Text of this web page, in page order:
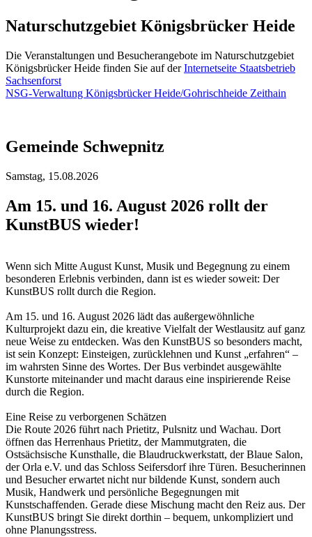
Naturschutzgebiet Königsbrücker Heide
Die Veranstaltungen und Besucherangebote im Naturschutzgebiet
Königsbrücker Heide finden Sie auf derInternetseite Staatsbetrieb
Sachsenforst
NSG-Verwaltung Königsbrücker Heide/Gohrischheide Zeithain
Gemeinde Schwepnitz
Samstag, 15.08.2026
Am 15. und 16. August 2026 rollt der
KunstBUS wieder!
Wenn sich Mitte August Kunst, Musik und Begegnung zu einem
besonderen Erlebnis verbinden, dann ist es wieder soweit: Der
KunstBUS rollt durch die Region.
Am 15. und 16. August 2026 lädt das außergewöhnliche
Kulturprojekt dazu ein, die kreative Vielfalt der Westlausitz auf ganz
neue Weise zu entdecken. Was den KunstBUS so besonders macht,
ist sein Konzept: Einsteigen, zurücklehnen und Kunst „erfahren“ –
im wahrsten Sinne des Wortes. Der Bus verbindet ausgewählte
Kunstorte miteinander und macht daraus eine inspirierende Reise
durch die Region.
Eine Reise zu verborgenen Schätzen
Die Route 2026 führt nach Prietitz, Pulsnitz und Wachau. Dort
öffnen das Herrenhaus Prietitz, der Mammutgraten, die
Ostsächsische Kunsthalle, die Blaudruckwerkstatt, der Blaue Salon,
der Orla e.V. und das Schloss Seifersdorf ihre Türen. Besucherinnen
und Besucher erwartet nicht nur bildende Kunst, sondern auch
Musik, Handwerk und persönliche Begegnungen mit
Kunstschaffenden. Gerade diese Mischung macht den Reiz aus. Der
KunstBUS bringt Sie direkt dorthin – bequem, unkompliziert und
ohne Planungsstress.